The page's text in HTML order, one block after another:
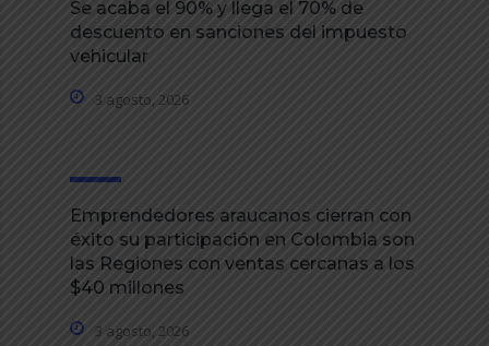
Se acaba el 90% y llega el 70% de
descuento en sanciones del impuesto
vehicular
3 agosto, 2026
Emprendedores araucanos cierran con
éxito su participación en Colombia son
las Regiones con ventas cercanas a los
$40 millones
3 agosto, 2026